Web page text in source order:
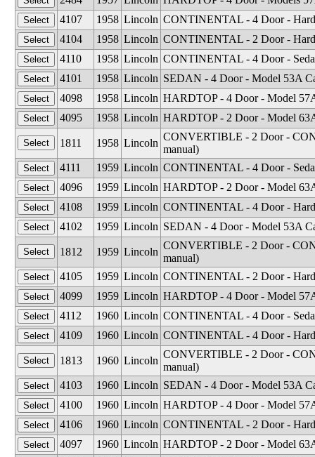
4107
1958 Lincoln CONTINENTAL - 4 Door -
4104
1958 Lincoln CONTINENTAL - 2 Door -
4110
1958 Lincoln CONTINENTAL - 4 Door -
4101
1958 Lincoln SEDAN - 4 Door - Model 53A
4098
1958 Lincoln HARDTOP - 4 Door - Model
4095
1958 Lincoln HARDTOP - 2 Door - Model
1811 1958 Lincoln
CONVERTIBLE - 2 Door -
manual)
4111
1959 Lincoln CONTINENTAL - 4 Door -
4096
1959 Lincoln HARDTOP - 2 Door - Model
4108
1959 Lincoln CONTINENTAL - 4 Door -
4102
1959 Lincoln SEDAN - 4 Door - Model 53A
1812 1959 Lincoln
CONVERTIBLE - 2 Door -
manual)
4105
1959 Lincoln CONTINENTAL - 2 Door -
4099
1959 Lincoln HARDTOP - 4 Door - Model
4112
1960 Lincoln CONTINENTAL - 4 Door -
4109
1960 Lincoln CONTINENTAL - 4 Door -
1813 1960 Lincoln
CONVERTIBLE - 2 Door -
manual)
4103
1960 Lincoln SEDAN - 4 Door - Model 53A
4100
1960 Lincoln HARDTOP - 4 Door - Model
4106
1960 Lincoln CONTINENTAL - 2 Door -
4097
1960 Lincoln HARDTOP - 2 Door - Model